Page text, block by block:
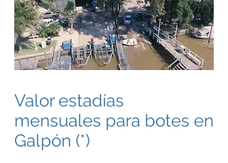
Valor estadías
mensuales para botes en
Galpón (*)